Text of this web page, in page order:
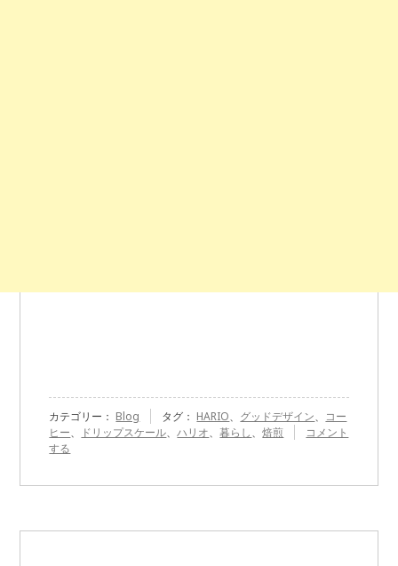
カテゴリー： Blog タグ： HARIO、 グッドデザイン、 コー
ヒー、 ドリップスケール、ハリオ、暮らし、焙煎
『HARIO
ス
コメント
する